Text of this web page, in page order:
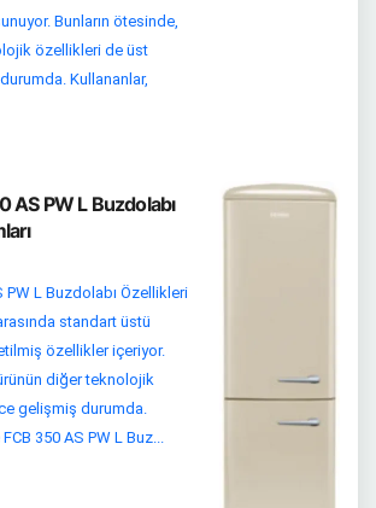
Bunların ötesinde,
özellikleri de üst
Kullananlar,
AS PW L Buzdolabı
PW L Buzdolabı Özellikleri
standart üstü
özellikler içeriyor.
ürünün diğer teknolojik
gelişmiş durumda.
FCB 350 AS PW L Buz...